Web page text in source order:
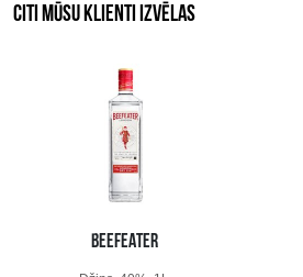
CITI MŪSU KLIENTI IZVĒLAS
BEEFEATER